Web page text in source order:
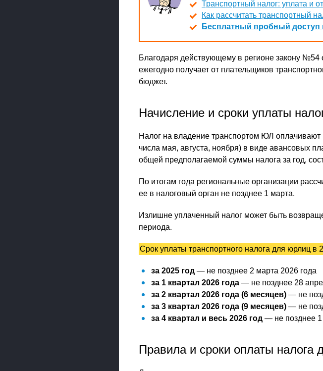
Транспортный налог: уплата и
Как рассчитать транспортный
Бесплатный пробный доступ
Благодаря действующему в регионе закону №54
ежегодно получает от плательщиков
бюджет.
Начисление и сроки уплаты
Налог на владение транспортом ЮЛ оплачивают
числа мая, августа, ноября) в виде авансовых
общей предполагаемой суммы налога за год,
По итогам года региональные организации
ее в налоговый орган не позднее 1 марта.
Излишне уплаченный налог может быть
периода.
Срок уплаты транспортного налога для юрлиц в
за 2025 год — не позднее 2 марта 2026 года
за 1 квартал 2026 года — не позднее 28
за 2 квартал 2026 года (6 месяцев) — не
за 3 квартал 2026 года (9 месяцев) — не
за 4 квартал и весь 2026 год — не позднее 1
Правила и сроки оплаты налога